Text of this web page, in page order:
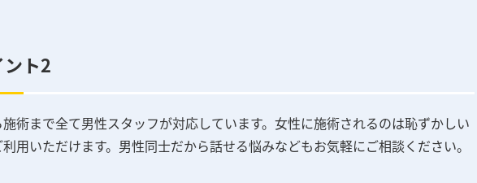
ト2
術まで全て男性スタッフが対応しています。女性に施術されるのは恥ずかしい
用いただけます。男性同士だから話せる悩みなどもお気軽にご相談ください。